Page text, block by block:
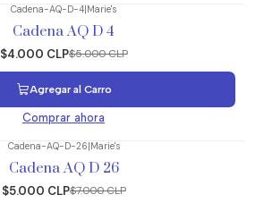
Cadena-AQ-D-4 Marie's
Cadena AQ D 4
$4.000 CLP$5.000 CLP
Agregar al Carro
Comprar ahora
Cadena-AQ-D-26 Marie's
Cadena AQ D 26
$5.000 CLP$7.000 CLP